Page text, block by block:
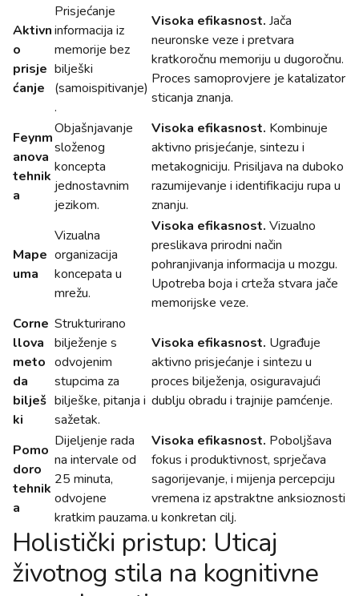
Aktivn
o
prisje
ćanje
Prisjećanje
informacija iz
memorije bez
bilješki
(samoispitivanje)
.
Visoka efikasnost. Jača
neuronske veze i pretvara
kratkoročnu memoriju u dugoročnu.
Proces samoprovjere je katalizator
sticanja znanja.
Feynm
anova
tehnik
a
Objašnjavanje
složenog
koncepta
jednostavnim
jezikom.
Visoka efikasnost. Kombinuje
aktivno prisjećanje, sintezu i
metakogniciju. Prisiljava na duboko
razumijevanje i identifikaciju rupa u
znanju.
Mape
uma
Vizualna
organizacija
koncepata u
mrežu.
Visoka efikasnost. Vizualno
preslikava prirodni način
pohranjivanja informacija u mozgu.
Upotreba boja i crteža stvara jače
memorijske veze.
Corne
llova
meto
da
bilješ
ki
Strukturirano
bilježenje s
odvojenim
stupcima za
bilješke, pitanja i
sažetak.
Visoka efikasnost. Ugrađuje
aktivno prisjećanje i sintezu u
proces bilježenja, osiguravajući
dublju obradu i trajnije pamćenje.
Pomo
doro
tehnik
a
Dijeljenje rada
na intervale od
25 minuta,
odvojene
kratkim pauzama.
Visoka efikasnost. Poboljšava
fokus i produktivnost, sprječava
sagorijevanje, i mijenja percepciju
vremena iz apstraktne anksioznosti
u konkretan cilj.
Holistički pristup: Uticaj
životnog stila na kognitivne